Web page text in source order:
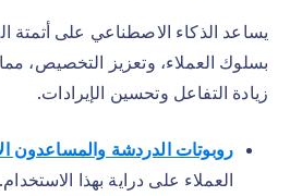
يساعد الذكاء الاصطناعي على أتمتة
بسلوك العملاء، وتعزيز التخصيص،
زيادة التفاعل وتحسين الإيرادات.
روبوتات الدردشة والمساعدون
العملاء على دراية بهذا